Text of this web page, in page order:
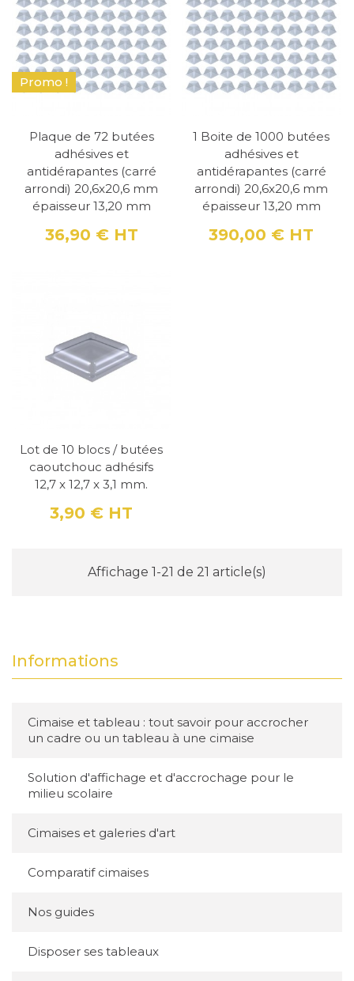
Informations
Cimaise et tableau : tout savoir pour accrocher
un cadre ou un tableau à une cimaise
Solution d'affichage et d'accrochage pour le
milieu scolaire
Cimaises et galeries d'art
Comparatif cimaises
Nos guides
Disposer ses tableaux
Promo !
Plaque de 72 butées
adhésives et
antidérapantes (carré
arrondi) 20,6x20,6 mm
épaisseur 13,20 mm
Prix
36,90 € HT
1 Boite de 1000 butées
adhésives et
antidérapantes (carré
arrondi) 20,6x20,6 mm
épaisseur 13,20 mm
Prix
390,00 € HT
Lot de 10 blocs / butées
caoutchouc adhésifs
12,7 x 12,7 x 3,1 mm.
Prix
3,90 € HT
Affichage 1-21 de 21 article(s)